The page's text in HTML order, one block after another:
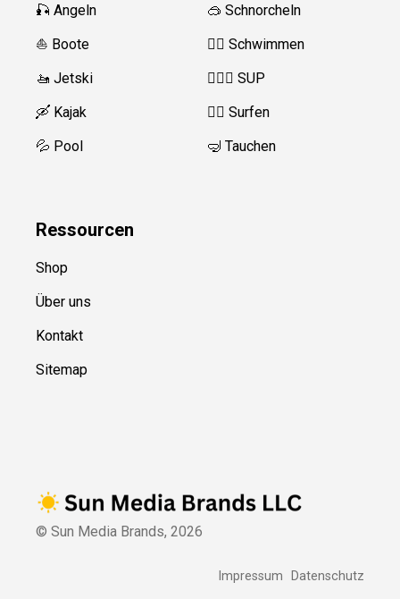
🎣 Angeln
⛵️ Boote
🚤 Jetski
🛶 Kajak
💦 Pool
🥽 Schnorcheln
🏊‍♂️ Schwimmen
🏄‍♀️🛶 SUP
🏄‍♂️ Surfen
🤿 Tauchen
Ressourcen
Shop
Über uns
Kontakt
Sitemap
© Sun Media Brands, 2026
Impressum Datenschutz